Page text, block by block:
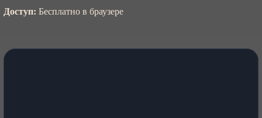
Доступ: Бесплатно в браузере